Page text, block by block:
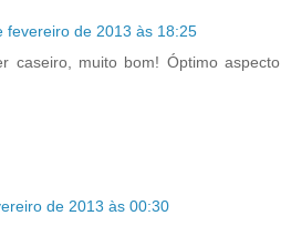
fevereiro de 2013 às 18:25
caseiro, muito bom! Óptimo aspecto
de 2013 às 00:30